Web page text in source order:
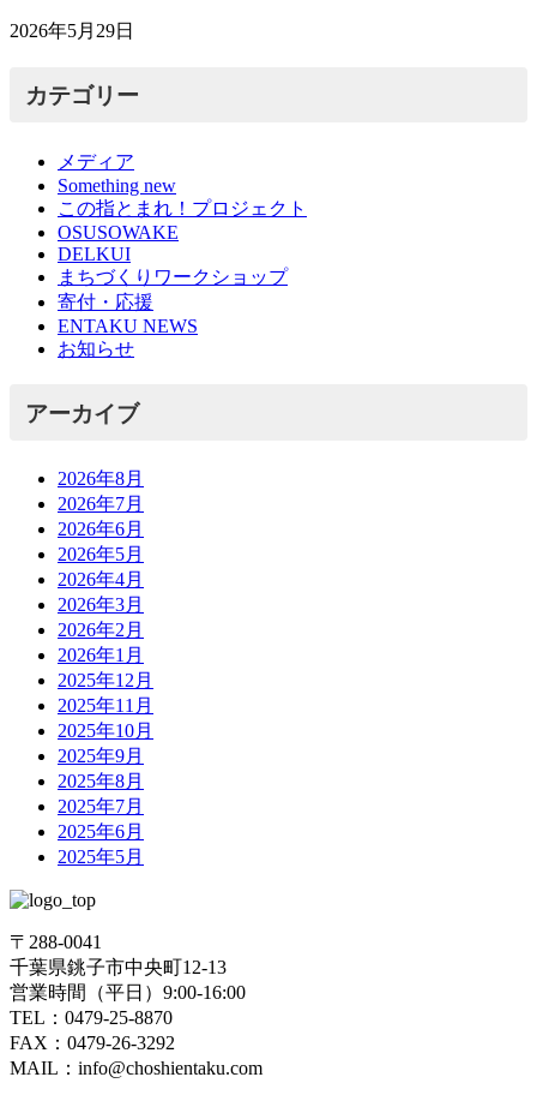
2026年5月29日
カテゴリー
メディア
Something new
この指とまれ！プロジェクト
OSUSOWAKE
DELKUI
まちづくりワークショップ
寄付・応援
ENTAKU NEWS
お知らせ
アーカイブ
2026年8月
2026年7月
2026年6月
2026年5月
2026年4月
2026年3月
2026年2月
2026年1月
2025年12月
2025年11月
2025年10月
2025年9月
2025年8月
2025年7月
2025年6月
2025年5月
〒288-0041
千葉県銚子市中央町12-13
営業時間（平日）9:00-16:00
TEL：0479-25-8870
FAX：0479-26-3292
MAIL：info@choshientaku.com